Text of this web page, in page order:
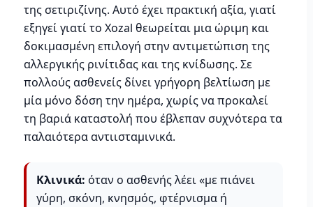
της σετιριζίνης. Αυτό έχει πρακτική αξία, γιατί
εξηγεί γιατί το Xozal θεωρείται μια ώριμη και
δοκιμασμένη επιλογή στην αντιμετώπιση της
αλλεργικής ρινίτιδας και της κνίδωσης. Σε
πολλούς ασθενείς δίνει γρήγορη βελτίωση με
μία μόνο δόση την ημέρα, χωρίς να προκαλεί
τη βαριά καταστολή που έβλεπαν συχνότερα τα
παλαιότερα αντιισταμινικά.
Κλινικά: όταν ο ασθενής λέει «με πιάνει
γύρη, σκόνη, κνησμός, φτέρνισμα ή